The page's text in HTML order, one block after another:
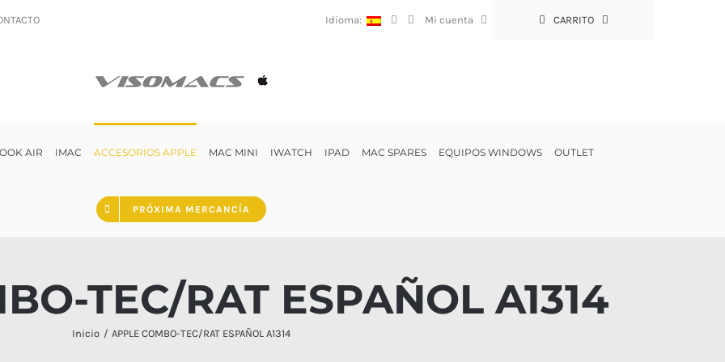
Idioma: Mi cuenta CARRITO
AIR IMAC ACCESORIOS APPLE MAC MINI IWATCH IPAD MAC SPARES EQUIPOS WINDOWS OUTLET
PRÓXIMA MERCANCÍA
TEC/RAT ESPAÑOL A1314
Inicio APPLE COMBO-TEC/RAT ESPAÑOL A1314